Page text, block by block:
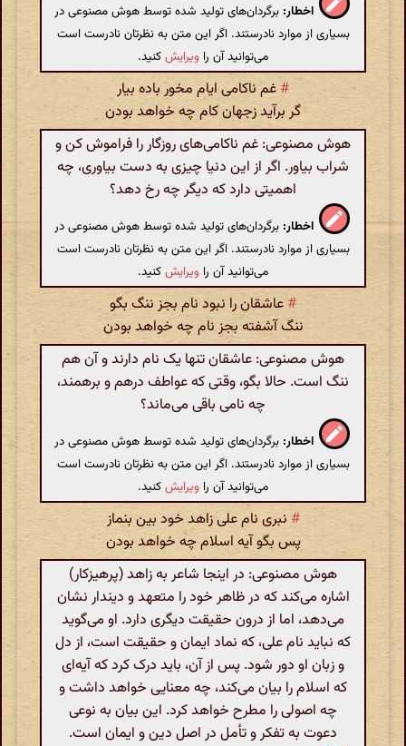
اخطار: برگردان‌های تولید شده توسط هوش مصنوعی در
بسیاری از موارد نادرستند. اگر این متن به نظرتان نادرست است
می‌توانید آن را ویرایشکنید.
# غم ناکامی ایام مخور باده بیار
گر برآید زجهان کام چه خواهد بودن
هوش مصنوعی: غم ناکامی‌های روزگار را فراموش کن و
شراب بیاور. اگر از این دنیا چیزی به دست بیاوری، چه
اهمیتی دارد که دیگر چه رخ دهد؟
اخطار: برگردان‌های تولید شده توسط هوش مصنوعی در
بسیاری از موارد نادرستند. اگر این متن به نظرتان نادرست است
می‌توانید آن را ویرایشکنید.
# عاشقان را نبود نام بجز ننگ بگو
ننگ آشفته بجز نام چه خواهد بودن
هوش مصنوعی: عاشقان تنها یک نام دارند و آن هم
ننگ است. حالا بگو، وقتی که عواطف درهم و برهمند،
چه نامی باقی می‌ماند؟
اخطار: برگردان‌های تولید شده توسط هوش مصنوعی در
بسیاری از موارد نادرستند. اگر این متن به نظرتان نادرست است
می‌توانید آن را ویرایشکنید.
# نبری نام علی زاهد خود بین بنماز
پس بگو آیه اسلام چه خواهد بودن
هوش مصنوعی: در اینجا شاعر به زاهد (پرهيزکار)
اشاره می‌کند که در ظاهر خود را متعهد و دیندار نشان
می‌دهد، اما از درون حقیقت دیگری دارد. او می‌گوید
که نباید نام علی، که نماد ایمان و حقیقت است، از دل
و زبان او دور شود. پس از آن، باید درک کرد که آیه‌ای
که اسلام را بیان می‌کند، چه معنایی خواهد داشت و
چه اصولی را مطرح خواهد کرد. این بیان به نوعی
دعوت به تفکر و تأمل در اصل دین و ایمان است.